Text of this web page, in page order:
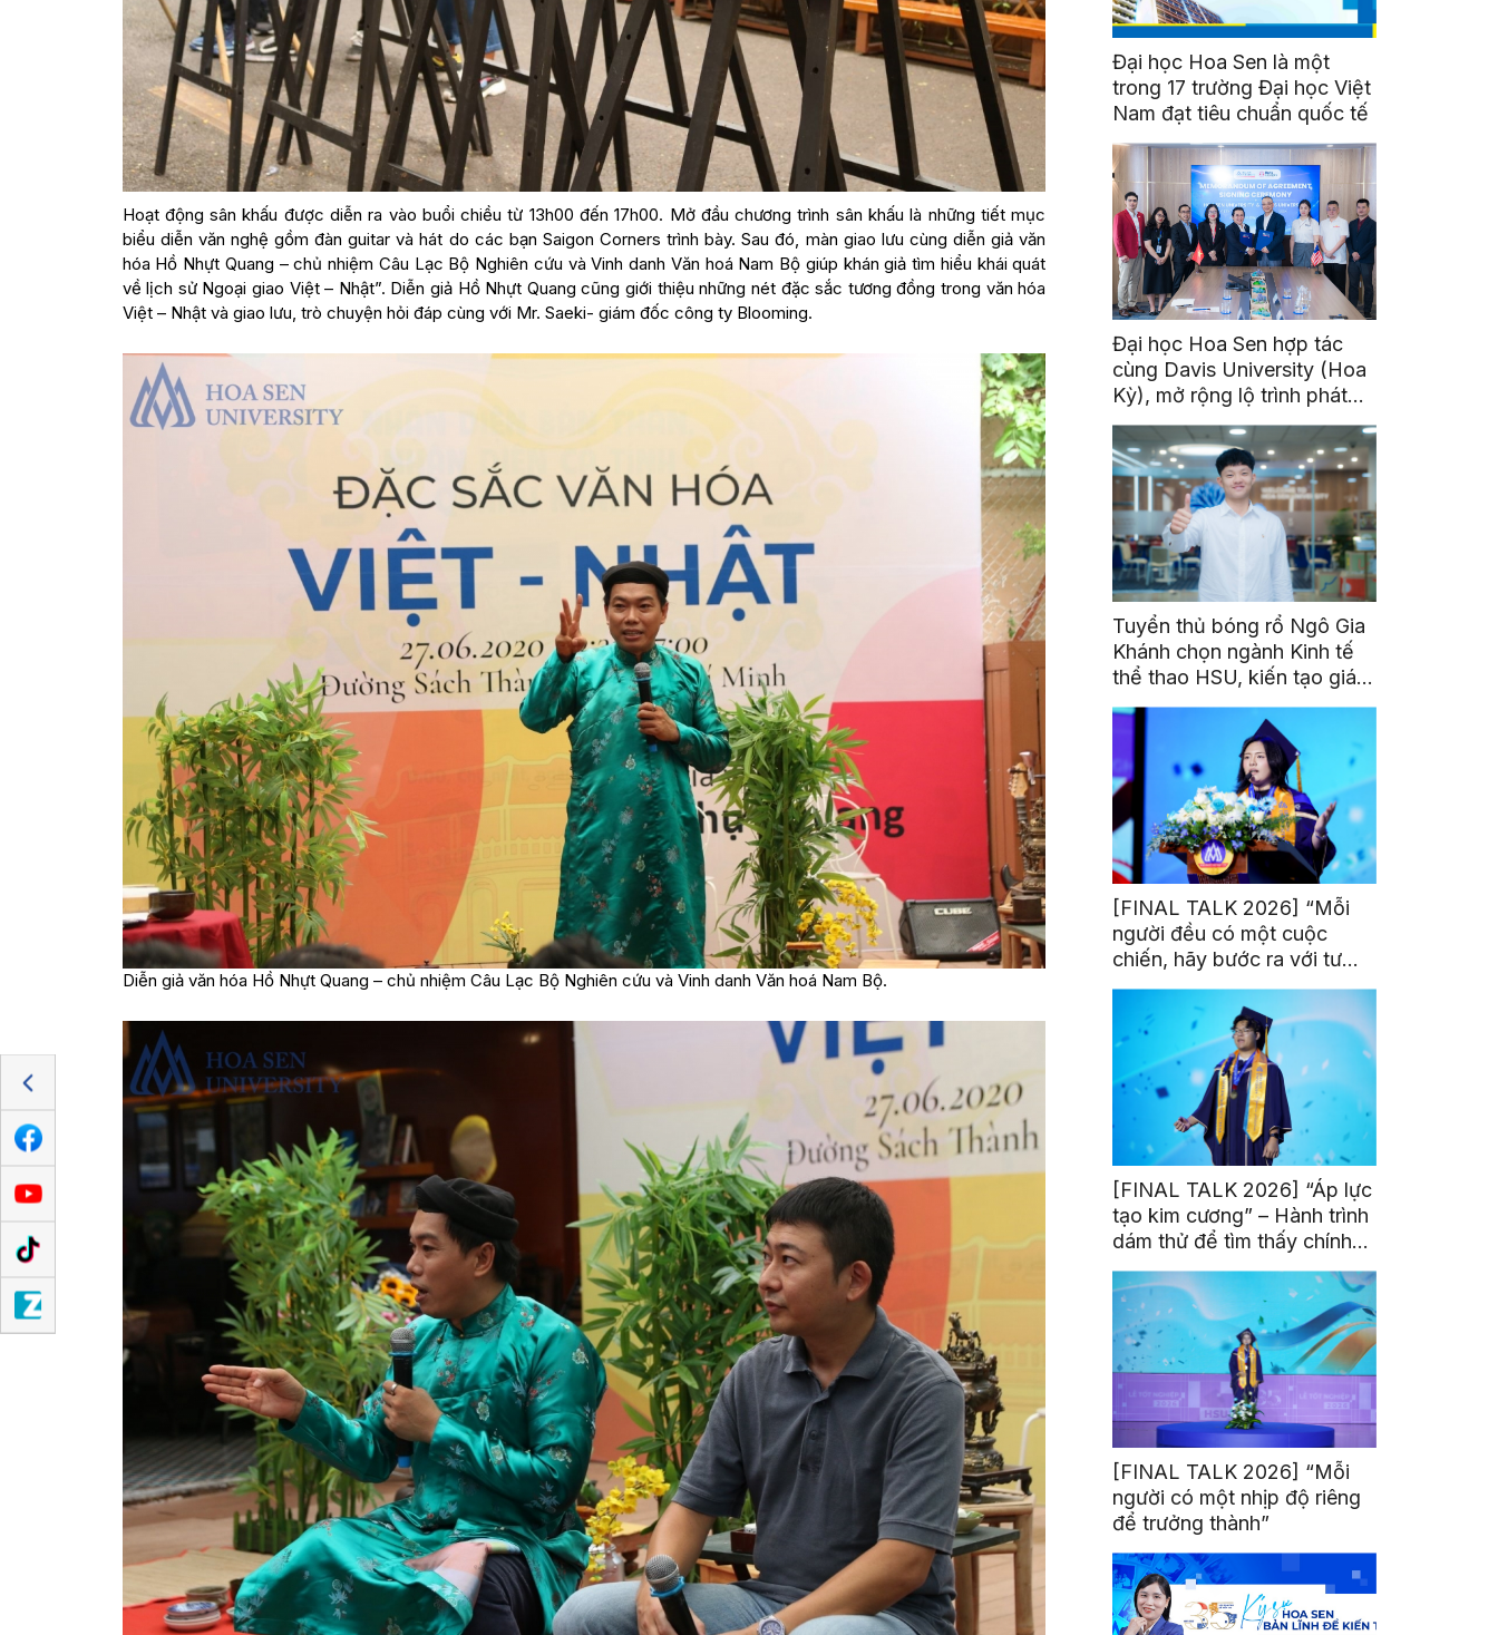
Hoạt động sân khấu được diễn ra vào buổi chiều từ 13h00 đến 17h00. Mở đầu chương trình sân khấu là những tiết mục
biểu diễn văn nghệ gồm đàn guitar và hát do các bạn Saigon Corners trình bày. Sau đó, màn giao lưu cùng diễn giả văn
hóa Hồ Nhựt Quang – chủ nhiệm Câu Lạc Bộ Nghiên cứu và Vinh danh Văn hoá Nam Bộ giúp khán giả tìm hiểu khái quát
về lịch sử Ngoại giao Việt – Nhật”. Diễn giả Hồ Nhựt Quang cũng giới thiệu những nét đặc sắc tương đồng trong văn hóa
Việt – Nhật và giao lưu, trò chuyện hỏi đáp cùng với Mr. Saeki- giám đốc công ty Blooming.
Diễn giả văn hóa Hồ Nhựt Quang – chủ nhiệm Câu Lạc Bộ Nghiên cứu và Vinh danh Văn hoá Nam Bộ.
Đại học Hoa Sen là một
trong 17 trường Đại học Việt
Nam đạt tiêu chuẩn quốc tế
Đại học Hoa Sen hợp tác
cùng Davis University (Hoa
Kỳ), mở rộng lộ trình phát
triển toàn cầu cho sinh viên
Tuyển thủ bóng rổ Ngô Gia
Khánh chọn ngành Kinh tế
thể thao HSU, kiến tạo giá
trị từ đam mê thể thao
[FINAL TALK 2026] “Mỗi
người đều có một cuộc
chiến, hãy bước ra với tư
thế của người chiến thắng”
[FINAL TALK 2026] “Áp lực
tạo kim cương” – Hành trình
dám thử để tìm thấy chính
mình
[FINAL TALK 2026] “Mỗi
người có một nhịp độ riêng
để trưởng thành”